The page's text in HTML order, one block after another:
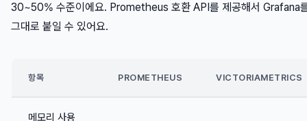
30~50% 수준이에요. Prometheus 호환 API를 제공해서 Grafana
그대로 붙일 수 있어요.
항목 PROMETHEUS VICTORIAMETRICS
메모리 사용